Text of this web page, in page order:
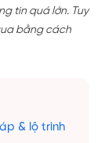
tin quá lớn. Tuy
bằng cách
& lộ trình